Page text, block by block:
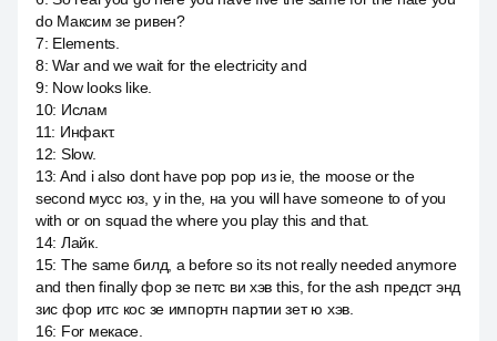
do Максим зе ривен?
7: Elements.
8:War and we wait for the electricity and
9: Now looks like.
10: Ислам
11: Инфакт.
12: Slow.
13: And i also dont have рор рор из ie, the moose or the
second мусс юз, у in the, на you will have someone to of you
with or on squad the where you play this and that.
14: Лайк.
15: The same билд, а before so its not really needed anymore
and then finally фор зе петс ви хэв this, for the ash предст энд
зис фор итс кос зе импортн партии зет ю хэв.
16: For мекасе.